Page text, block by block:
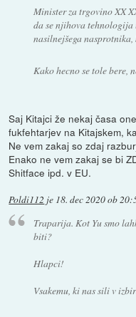
Minister za trgovino XX
da se njihova
nasilnejšega
Kako hecno se tole bere,
Saj Kitajci že nekaj časa
fukfehtarjev na Kitajskem,
Ne vem zakaj so zdaj
Enako ne vem zakaj se bi
Shitface ipd. v EU.
Poldi112 je 18. dec 2020 ob
Traparija. Kot Yu smo
biti?
Hlapci!
Vsakemu, ki nas sili v